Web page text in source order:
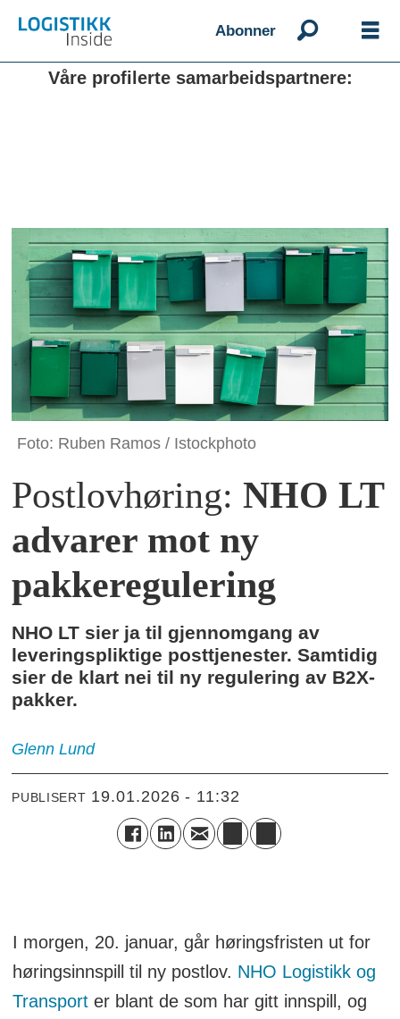
Abonner
Våre profilerte samarbeidspartnere:
Foto: Ruben Ramos / Istockphoto
Postlovhøring: NHO LT
advarer mot ny
pakkeregulering
NHO LT sier ja til gjennomgang av
leveringspliktige posttjenester. Samtidig
sier de klart nei til ny regulering av B2X-
pakker.
Glenn Lund
PUBLISERT 19.01.2026 - 11:32
I morgen, 20. januar, går høringsfristen ut for
høringsinnspill til ny postlov. NHO Logistikk og
Transporter blant de som har gitt innspill, og